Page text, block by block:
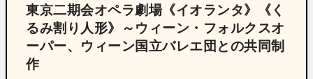
東京二期会オペラ劇場《イオランタ》《く
るみ割り人形》～ウィーン・フォルクスオ
ーパー、ウィーン国立バレエ団との共同制
作